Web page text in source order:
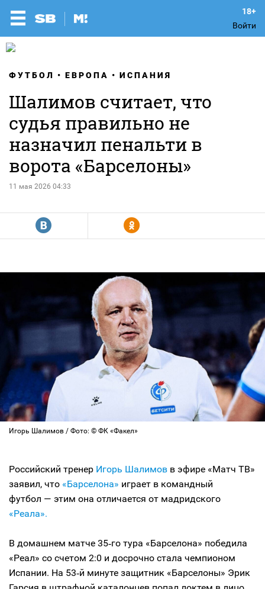
Войти
ФУТБОЛ ЕВРОПА ИСПАНИЯ
Шалимов считает, что
судья правильно не
назначил пенальти в
ворота «Барселоны»
11 мая 2026 04:33
R Y
Игорь Шалимов / Фото: © ФК «Факел»
Российский тренер Игорь Шалимов в эфире «Матч ТВ»
заявил, что «Барселона» играет в командный
футбол — этим она отличается от мадридского
«Реала».
В домашнем матче 35‑го тура «Барселона» победила
«Реал» со счетом 2:0 и досрочно стала чемпионом
Испании. На 53‑й минуте защитник «Барселоны» Эрик